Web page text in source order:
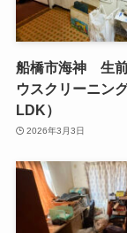
船橋市海神 生
ウスクリーニン
LDK）
2026年3月3日